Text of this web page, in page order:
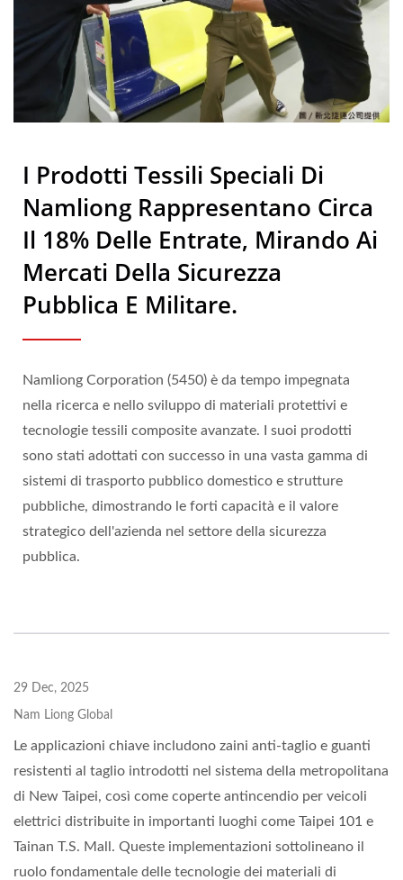
Ad Alte Prestazioni E Spugna
Di Gomma Bio | Nam Liong
I Prodotti Tessili Speciali Di
Namliong Rappresentano Circa
Il 18% Delle Entrate, Mirando Ai
Mercati Della Sicurezza
Pubblica E Militare.
Namliong Corporation (5450) è da tempo impegnata
nella ricerca e nello sviluppo di materiali protettivi e
tecnologie tessili composite avanzate. I suoi prodotti
sono stati adottati con successo in una vasta gamma di
sistemi di trasporto pubblico domestico e strutture
pubbliche, dimostrando le forti capacità e il valore
strategico dell'azienda nel settore della sicurezza
pubblica.
29 Dec, 2025
Nam Liong Global
Le applicazioni chiave includono zaini anti-taglio e guanti
resistenti al taglio introdotti nel sistema della metropolitana
di New Taipei, così come coperte antincendio per veicoli
elettrici distribuite in importanti luoghi come Taipei 101 e
Tainan T.S. Mall. Queste implementazioni sottolineano il
ruolo fondamentale delle tecnologie dei materiali di